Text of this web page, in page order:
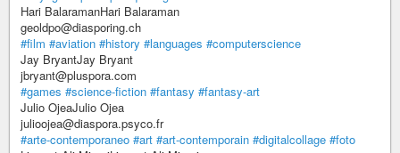
Hari BalaramanHari Balaraman
geoldpo@diasporing.ch
#film #aviation #history #languages #computerscience
Jay BryantJay Bryant
jbryant@pluspora.com
#games #science-fiction #fantasy #fantasy-art
Julio OjeaJulio Ojea
julioojea@diaspora.psyco.fr
#arte-contemporaneo #art #art-contemporain #digitalcollage #foto